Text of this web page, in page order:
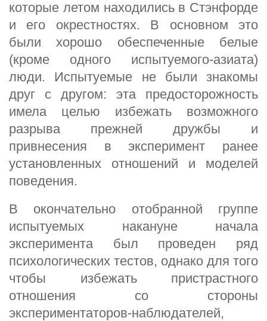
которые летом находились в Стэнфорде
и его окрестностях. В основном это
были хорошо обеспеченные белые
(кроме одного испытуемого-азиата)
люди. Испытуемые не были знакомы
друг с другом: эта предосторожность
имела целью избежать возможного
разрыва прежней дружбы и
привнесения в эксперимент ранее
установленных отношений и моделей
поведения.
В окончательно отобранной группе
испытуемых накануне начала
эксперимента был проведен ряд
психологических тестов, однако для того
чтобы избежать пристрастного
отношения со стороны
экспериментаторов-наблюдателей,